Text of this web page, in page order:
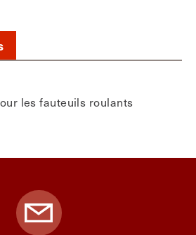
les fauteuils roulants